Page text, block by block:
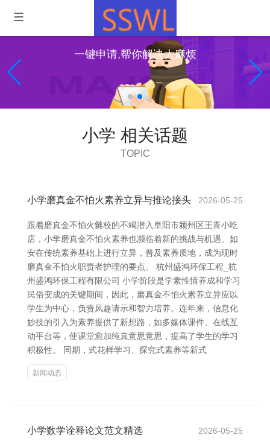
一键申请,帮你解决大麻烦
小学 相关话题
TOPIC
小学磨真金不怕火素养立异与推论接头 2026-05-25
跟着磨真金不怕火雠校的不竭潜入阜阳市颍州区王青小吃
店，小学磨真金不怕火素养也濒临着新的挑战与机遇。如
安在传统素养基础上进行立异，普及素养质地，成为现时
磨真金不怕火职责者护理的要点。 杭州盛鸿环保工程_杭
州盛鸿环保工程有限公司 小学阶段是学素性情养成和学习
民俗变成的关键期间，因此，磨真金不怕火素养立异应以
学生为中心，负责风趣请示和智力培养。连年来，信息化
妙技的引入为素养提供了新想路，如多媒体课件、在线互
动平台等，使课堂愈加纯真意思意思，提高了学生的学习
积极性。 同期，式花样学习、探究式素养等新式
新闻动态
小学数学诠释论文范文精选 2026-05-25